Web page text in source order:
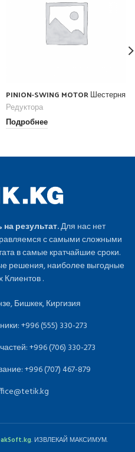
PINION-SWING MOTOR Шестерня
Редуктора
Подробнее
на результат.Для нас нет
с самыми сложными
в самые кратчайшие сроки.
решения, наиболее выгодные
.
Бишкек, Киргизия
+996 (555) 330-273
+996 (706) 330-273
+996 (707) 467-879
. ИЗВЛЕКАЙ МАКСИМУМ.